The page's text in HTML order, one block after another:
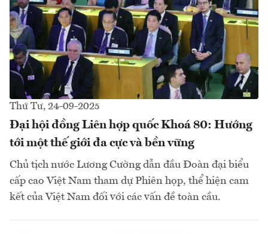
Thứ Tư, 24-09-2025
Đại hội đồng Liên hợp quốc Khoá 80: Hướng
tới một thế giới đa cực và bền vững
Chủ tịch nước Lương Cường dẫn đầu Đoàn đại biểu
cấp cao Việt Nam tham dự Phiên họp, thể hiện cam
kết của Việt Nam đối với các vấn đề toàn cầu.